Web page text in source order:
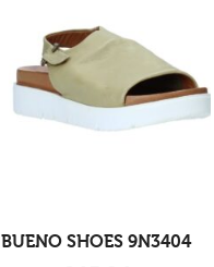
BUENO SHOES 9N3404